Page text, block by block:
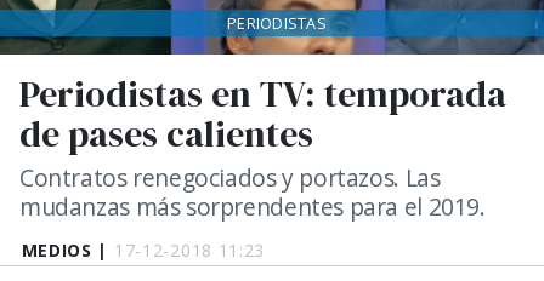
MEDIOS | 17-12-2018 11:23
Periodistas en TV: temporada
de pases calientes
Contratos renegociados y portazos. Las
mudanzas más sorprendentes para el 2019.
PERIODISTAS